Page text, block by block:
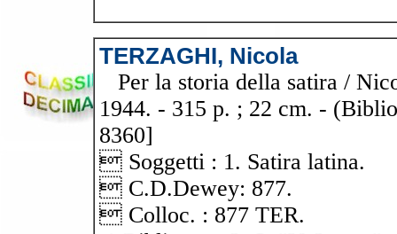
TERZAGHI, Nicola
Per la storia della satira /
1944. - 315 p. ; 22 cm. -
8360]
 Soggetti : 1. Satira latina.
 C.D.Dewey: 877.
 Colloc. : 877 TER.